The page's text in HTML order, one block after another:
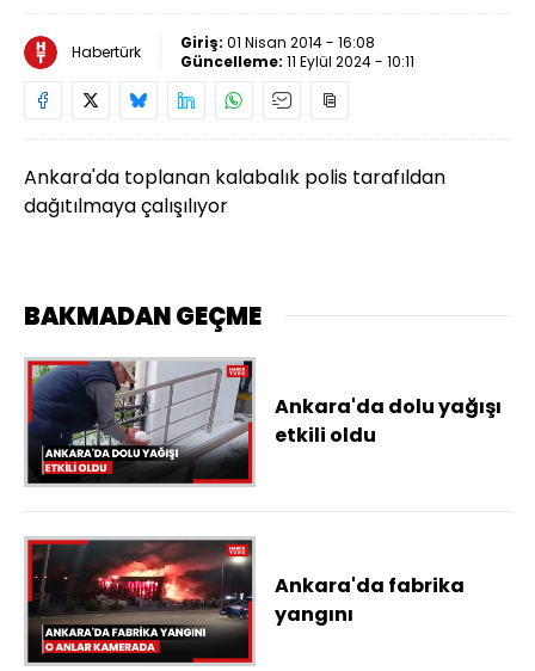
Habertürk Giriş: 01 Nisan 2014 - 16:08
Güncelleme: 11 Eylül 2024 - 10:11
Ankara'da toplanan kalabalık polis tarafıldan
dağıtılmaya çalışılıyor
BAKMADAN GEÇME
Ankara'da dolu yağışı
etkili oldu
Ankara'da fabrika
yangını